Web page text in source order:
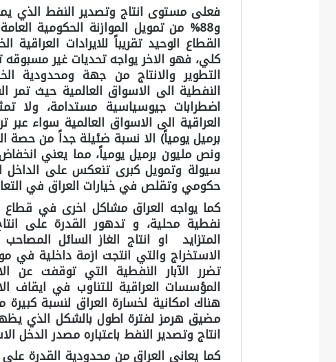
القطاع الوحيد تقريباً للايرادات
كلي، فهو الاخر يواجه تحديات غير
التطوير والانتاج من جهة ومحدودية
النفطية الى الاسواق العالمية حيث تمر
اضطرابات جيوسياسية مستدامة، ولا
ونص مليون برميل يومياً، مما يعني
سيولة وتمويل كبرى تنعكس على
حكومي وتقلص في خيارات العراق في
كما يواجه العراق مشاكل اخرى في
نفطية محلية، و تدهور القدرة على
المتزايد او انتاج الغاز السائل
الاستخراج والتي انتجت ازمة داخلية في
تضرر الآبار النفطية التي توقفت عن
المؤسسات العراقية للتناوب في ايقاف
هناك امكانية لخسارة العراق لنسبة كبيرة
مضيق هرمز لفترة اطول بالشكل الذي
انتاج وتصدير النفط باعتباره مصدر الدخل
كما يعاني العراق من محدودية القدرة